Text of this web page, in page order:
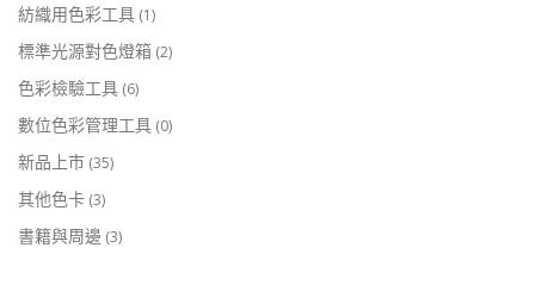
紡織用色彩工具 (1)
標準光源對色燈箱 (2)
色彩檢驗工具 (6)
數位色彩管理工具 (0)
新品上市 (35)
其他色卡 (3)
書籍與周邊 (3)